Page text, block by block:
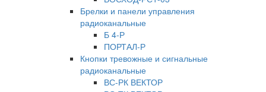
Брелки и панели управления
радиоканальные
Б 4-Р
ПОРТАЛ-Р
Кнопки тревожные и сигнальные
радиоканальные
ВС-РК ВЕКТОР